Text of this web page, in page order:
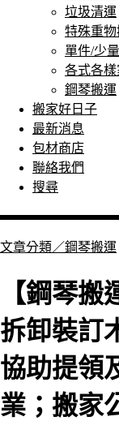
垃圾清運
特殊重物
單件/少
各式各
鋼琴搬運
搬家好日子
最新消息
包材商店
聯絡我們
搜尋
文章分類／鋼琴搬運
【鋼琴
拆卸裝訂
協助提領
業；搬家